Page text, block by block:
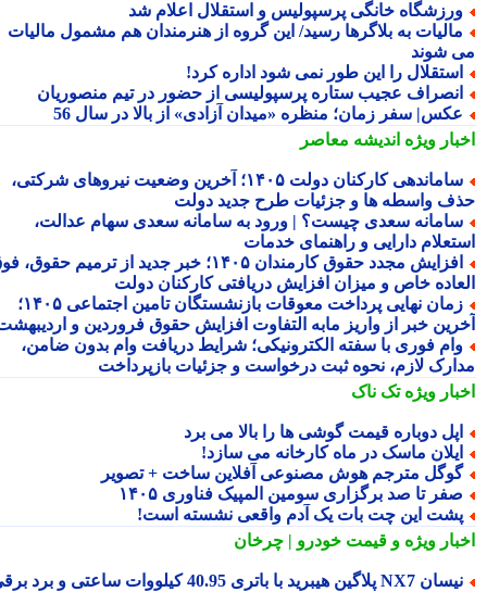
خانگی پرسپولیس و استقلال اعلام شد
به بلاگرها رسید/ این گروه از هنرمندان هم مشمول مالیات
شوند
را این طور نمی شود اداره کرد!
عجیب ستاره پرسپولیسی از حضور در تیم منصوریان
سفر زمان؛ منظره «میدان آزادی» از بالا در سال 56
ویژهاندیشه معاصر
ساماندهی کارکنان دولت ۱۴۰۵؛ آخرین وضعیت نیروهای شرکتی،
واسطه ها و جزئیات طرح جدید دولت
سعدی چیست؟ | ورود به سامانه سعدی سهام عدالت،
دارایی و راهنمای خدمات
افزایش مجدد حقوق کارمندان ۱۴۰۵؛ خبر جدید از ترمیم حقوق، فوق
خاص و میزان افزایش دریافتی کارکنان دولت
زمان نهایی پرداخت معوقات بازنشستگان تامین اجتماعی ۱۴۰۵؛
خبر از واریز مابه التفاوت افزایش حقوق فروردین و اردیبهشت
فوری با سفته الکترونیکی؛ شرایط دریافت وام بدون ضامن،
لازم، نحوه ثبت درخواست و جزئیات بازپرداخت
ویژهتک ناک
دوباره قیمت گوشی ها را بالا می برد
ماسک در ماه کارخانه می سازد!
مترجم هوش مصنوعی آفلاین ساخت + تصویر
تا صد برگزاری سومین المپیک فناوری ۱۴۰۵
این چت بات یک آدم واقعی نشسته است!
ویژهو قیمت خودرو | چرخان
نیسان NX7 پلاگین هیبرید با باتری 40.95 کیلووات ساعتی و برد برقی